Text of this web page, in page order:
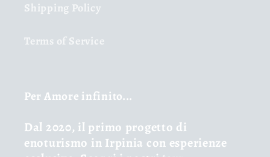
Shipping Policy
Terms of Service
Per Amore infinito...
Dal 2020, il primo progetto di
enoturismo in Irpinia con esperienze